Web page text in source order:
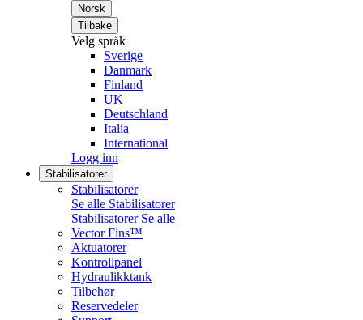
Norsk
Tilbake
Velg språk
Sverige
Danmark
Finland
UK
Deutschland
Italia
International
Logg inn
Stabilisatorer
Stabilisatorer
Se alle Stabilisatorer
Stabilisatorer Se alle
Vector Fins™
Aktuatorer
Kontrollpanel
Hydraulikktank
Tilbehør
Reservedeler